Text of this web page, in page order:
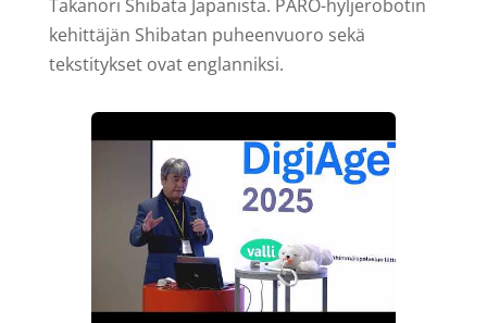
Takanori Shibata Japanista. PARO-hyljerobotin
kehittäjän Shibatan puheenvuoro sekä
tekstitykset ovat englanniksi.